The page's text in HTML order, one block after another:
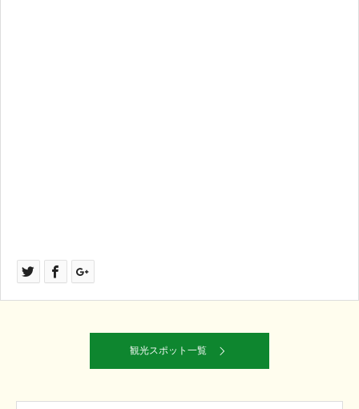
観光スポット一覧